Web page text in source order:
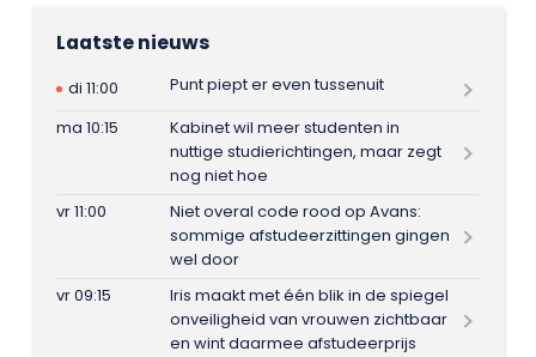
Laatste nieuws
di 11:00
Punt piept er even tussenuit
ma 10:15
Kabinet wil meer studenten in
nuttige studierichtingen, maar zegt
nog niet hoe
vr 11:00
Niet overal code rood op Avans:
sommige afstudeerzittingen gingen
wel door
vr 09:15
Iris maakt met één blik in de spiegel
onveiligheid van vrouwen zichtbaar
en wint daarmee afstudeerprijs